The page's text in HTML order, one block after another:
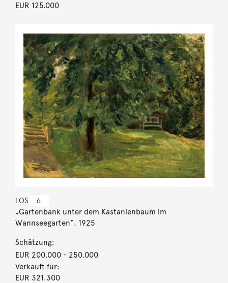
EUR 125.000
LOS 6
„Gartenbank unter dem Kastanienbaum im
Wannseegarten“. 1925
Schätzung:
EUR 200.000- 250.000
Verkauft für:
EUR 321.300